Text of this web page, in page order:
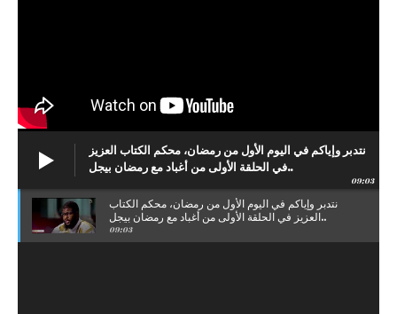
نتدبر وإياكم في اليوم الأول من رمضان، محكم الكتاب العزيز
في الحلقة الأولى من أغباد مع رمضان بيجل..
09:03
نتدبر وإياكم في اليوم الأول من رمضان، محكم الكتاب
العزيز في الحلقة الأولى من أغباد مع رمضان بيجل..
09:03